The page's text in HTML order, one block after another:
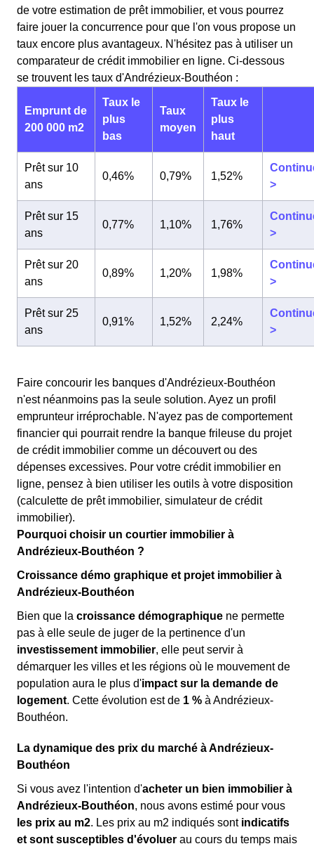
de votre estimation de prêt immobilier, et vous pourrez
faire jouer la concurrence pour que l'on vous propose un
taux encore plus avantageux. N'hésitez pas à utiliser un
comparateur de crédit immobilier en ligne. Ci-dessous
se trouvent les taux d'Andrézieux-Bouthéon :
Emprunt de
200 000 m2
Taux le
plus
bas
Taux
moyen
Taux le
plus
haut
Prêt sur 10
ans
0,46% 0,79% 1,52%
>
Prêt sur 15
ans
0,77% 1,10% 1,76%
>
Prêt sur 20
ans
0,89% 1,20% 1,98%
>
Prêt sur 25
ans
0,91% 1,52% 2,24%
>
Faire concourir les banques d'Andrézieux-Bouthéon
n'est néanmoins pas la seule solution. Ayez un profil
emprunteur irréprochable. N'ayez pas de comportement
financier qui pourrait rendre la banque frileuse du projet
de crédit immobilier comme un découvert ou des
dépenses excessives. Pour votre crédit immobilier en
ligne, pensez à bien utiliser les outils à votre disposition
(calculette de prêt immobilier, simulateur de crédit
immobilier).
Pourquoi choisir un courtier immobilier à
Andrézieux-Bouthéon ?
Croissance démo graphique et projet immobilier à
Andrézieux-Bouthéon
Bien que la croissance démographique ne permette
pas à elle seule de juger de la pertinence d'un
investissement immobilier, elle peut servir à
démarquer les villes et les régions où le mouvement de
population aura le plus d'impact sur la demande de
logement. Cette évolution est de 1 % à Andrézieux-
Bouthéon.
La dynamique des prix du marché à Andrézieux-
Bouthéon
Si vous avez l'intention d'acheter un bien immobilier à
Andrézieux-Bouthéon, nous avons estimé pour vous
les prix au m2. Les prix au m2 indiqués sont indicatifs
et sont susceptibles d'évoluer au cours du temps mais